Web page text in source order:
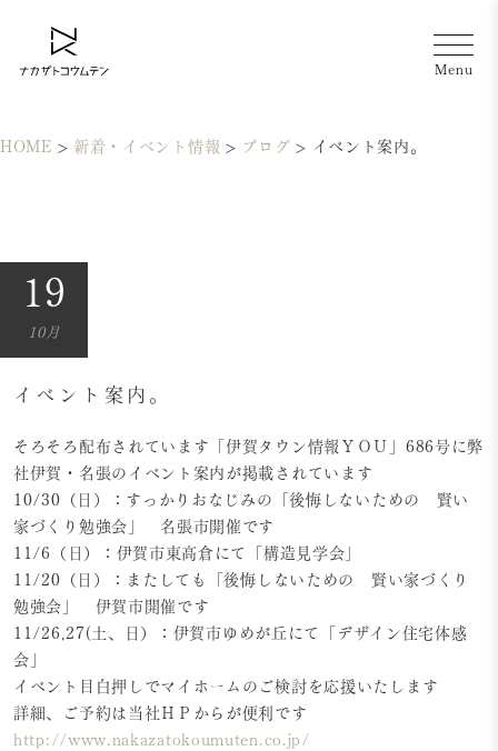
HOME > 新着・イベント情報 > ブログ > イベント案内。
19
10月
イベント案内。
そろそろ配布されています「伊賀タウン情報ＹＯＵ」686号に弊
社伊賀・名張のイベント案内が掲載されています
10/30（日）：すっかりおなじみの「後悔しないための 賢い
家づくり勉強会」 名張市開催です
11/6（日）：伊賀市東高倉にて「構造見学会」
11/20（日）：またしても「後悔しないための 賢い家づくり
勉強会」 伊賀市開催です
11/26,27(土、日）：伊賀市ゆめが丘にて「デザイン住宅体感
会」
イベント目白押しでマイホームのご検討を応援いたします
詳細、ご予約は当社ＨＰからが便利です
http://www.nakazatokoumuten.co.jp/